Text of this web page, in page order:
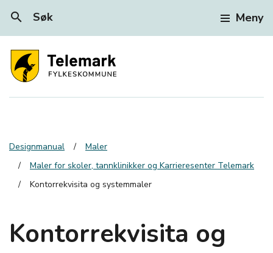
search Søk Meny
Designmanual
Maler
Maler for skoler, tannklinikker og Karrieresenter Telemark
Kontorrekvisita og systemmaler
Kontorrekvisita og